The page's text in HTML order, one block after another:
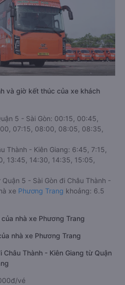
và giờ kết thúc của xe khách
5 - Sài Gòn: 00:15, 00:45,
07:15, 08:00, 08:05, 08:35,
Thành - Kiên Giang: 6:45, 7:15,
13:45, 14:30, 14:35, 15:05,
5 - Sài Gòn đi Châu Thành -
xe Phương Trang khoảng: 6.5
nhà xe Phương Trang
nhà xe Phương Trang
Châu Thành - Kiên Giang từ Quận
vé